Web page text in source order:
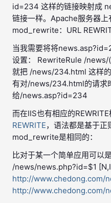
id=234 这样的链接映射成
链接一样。Apache服务器上
mod_rewrite：URL
当我需要将将
设置： RewriteRule /
就把 /news/234.html 这样
有对/news/234.html的请求
给/news.asp?id=234
而在IIS也有相应的
REWRITE，语法都是基于
mod_rewrite是相同的：
比对于某一个简单应用可
/news/news.php?id=$1
http://www.chedong.com/
http://www.chedong.com/